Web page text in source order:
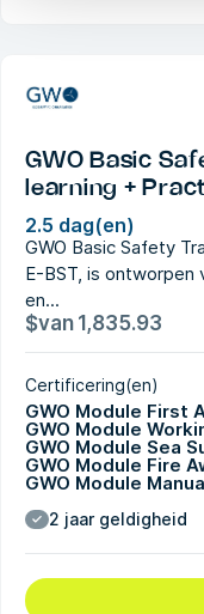
GWO Basic
learning +
2.5 dag(en)
GWO Basic Safety
E-BST, is ontworpen
en...
$van 1,835.93
Certificering(en)
GWO Module First
GWO Module
GWO Module Sea
GWO Module Fire
GWO Module
2 jaar geldigheid